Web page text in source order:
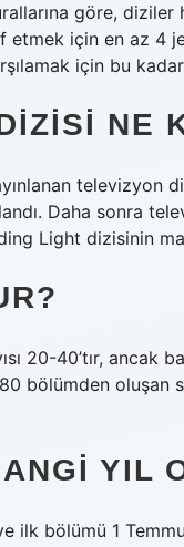
göre,
etmek için en az 4
için bu kadar
NE
televizyon
Daha sonra
Light dizisinin
20-40’tır, ancak
bölümden oluşan
YIL
ilk bölümü 1